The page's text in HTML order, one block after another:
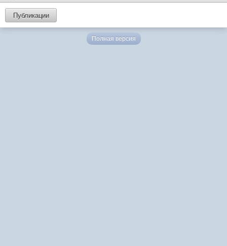
Публикации
Полная версия